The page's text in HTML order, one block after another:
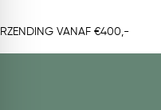
VANAF €400,-